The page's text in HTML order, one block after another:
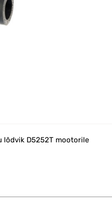
D5252T mootorile